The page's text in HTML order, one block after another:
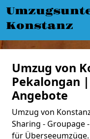
Konstanz
Umzug von
Pekalongan
Angebote
Umzug von
Sharing - Groupage
für Überseeumzüge.